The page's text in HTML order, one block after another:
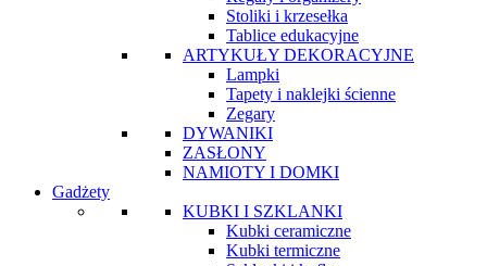
Stoliki i krzesełka
Tablice edukacyjne
ARTYKUŁY DEKORACYJNE
Lampki
Tapety i naklejki ścienne
Zegary
DYWANIKI
ZASŁONY
NAMIOTY I DOMKI
Gadżety
KUBKI I SZKLANKI
Kubki ceramiczne
Kubki termiczne